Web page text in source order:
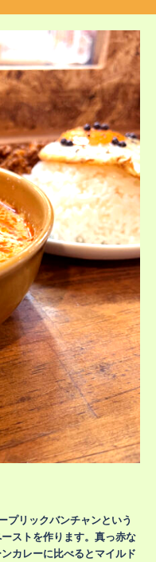
プリックバンチャンという
ストを作ります。真っ赤な
カレーに比べるとマイルド